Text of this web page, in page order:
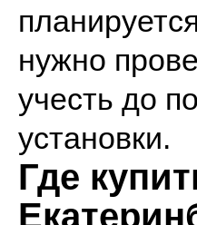
нужно
учесть до
установки.
Где